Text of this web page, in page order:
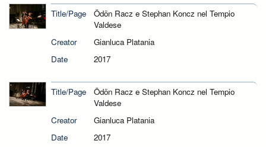
Title/Page
Ödön Racz e Stephan Koncz nel Tempio
Valdese
Creator
Gianluca Platania
Date
2017
Title/Page
Ödön Racz e Stephan Koncz nel Tempio
Valdese
Creator
Gianluca Platania
Date
2017